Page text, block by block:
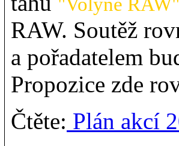
RAW. Soutěž
a pořadatelem
Propozice zde
Čtěte: Plán akcí